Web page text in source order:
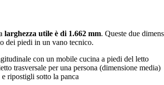
larghezza utile è di 1.662 mm. Queste due
dei piedi in un vano tecnico.
con un mobile cucina a piedi del letto
trasversale per una persona (dimensione media)
ripostigli sotto la panca